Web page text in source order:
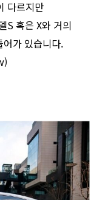
다르지만
S 혹은 X와 거의
가 있습니다.